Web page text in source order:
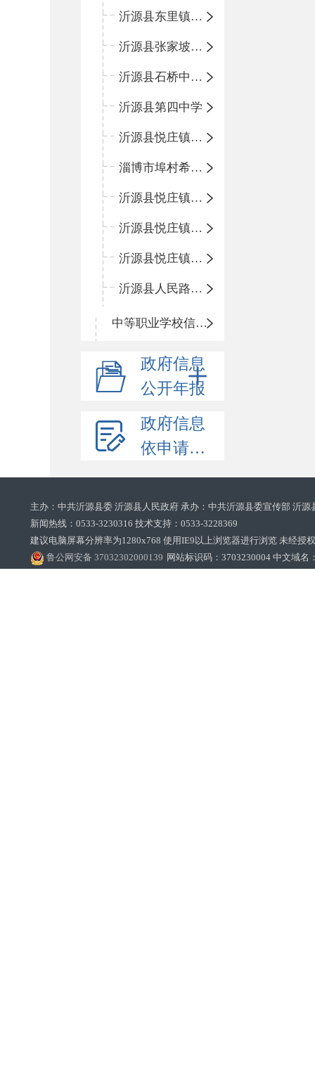
沂源县东里镇中心小学
沂源县张家坡中心学校
沂源县石桥中心学校
沂源县第四中学
沂源县悦庄镇中心小学
淄博市埠村希望小学
沂源县悦庄镇青龙山小学
沂源县悦庄镇鲍庄完小
沂源县悦庄镇赵庄小学
沂源县人民路小学
中等职业学校信息公开
政府信息
公开年报
政府信息
依申请公开
主办：中共沂源县委 沂源县人民政府 承办：中共沂源县委宣传部 沂
新闻热线：0533-3230316 技术支持：0533-3228369‌‌
建议电脑屏幕分辨率为1280x768 使用IE9以上浏览器进行浏览 未经授
鲁公网安备 37032302000139 网站标识码：3703230004 中文域名